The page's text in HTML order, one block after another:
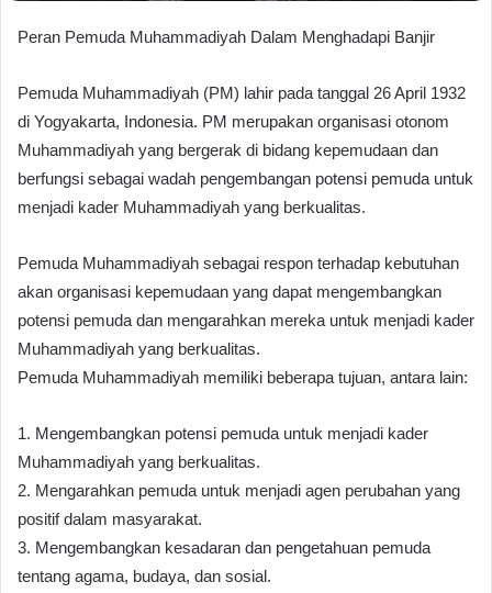
Peran Pemuda Muhammadiyah Dalam Menghadapi Banjir
Pemuda Muhammadiyah (PM) lahir pada tanggal 26 April 1932
di Yogyakarta, Indonesia. PM merupakan organisasi otonom
Muhammadiyah yang bergerak di bidang kepemudaan dan
berfungsi sebagai wadah pengembangan potensi pemuda untuk
menjadi kader Muhammadiyah yang berkualitas.
Pemuda Muhammadiyah sebagai respon terhadap kebutuhan
akan organisasi kepemudaan yang dapat mengembangkan
potensi pemuda dan mengarahkan mereka untuk menjadi kader
Muhammadiyah yang berkualitas.
Pemuda Muhammadiyah memiliki beberapa tujuan, antara lain:
1. Mengembangkan potensi pemuda untuk menjadi kader
Muhammadiyah yang berkualitas.
2. Mengarahkan pemuda untuk menjadi agen perubahan yang
positif dalam masyarakat.
3. Mengembangkan kesadaran dan pengetahuan pemuda
tentang agama, budaya, dan sosial.